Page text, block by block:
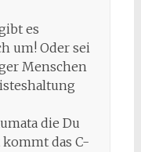
es
um! Oder sei
Menschen
die Du
das C-